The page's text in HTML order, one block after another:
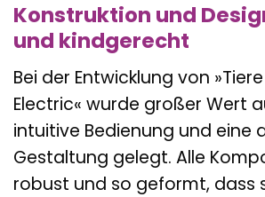
Konstruktion und
und kindgerecht
Bei der Entwicklung von
Electric« wurde großer Wert
intuitive Bedienung und eine
Gestaltung gelegt. Alle
robust und so geformt, dass